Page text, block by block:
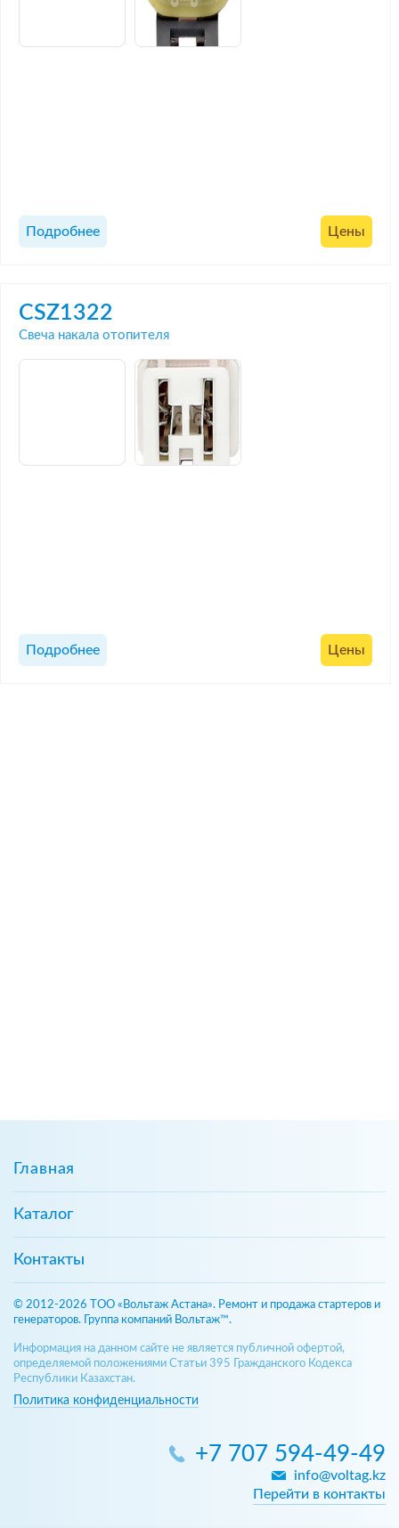
Подробнее Цены
CSZ1322
Свеча накала отопителя
Подробнее Цены
Главная
Каталог
Контакты
© 2012-2026 ТОО «Вольтаж Астана». Ремонт и продажа стартеров и
генераторов. Группа компаний Вольтаж™.
Информация на данном сайте не является публичной офертой,
определяемой положениями Статьи 395 Гражданского Кодекса
Республики Казахстан.
Политика конфиденциальности
+7 707 594-49-49
info@voltag.kz
Перейти в контакты